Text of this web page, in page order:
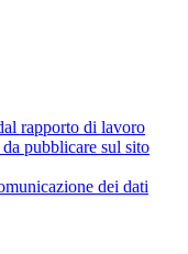
rapporto di lavoro
pubblicare sul sito
dei dati